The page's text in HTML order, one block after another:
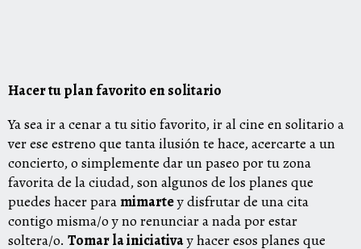
Hacer tu plan favorito en solitario
Ya sea ir a cenar a tu sitio favorito, ir al cine en solitario a
ver ese estreno que tanta ilusión te hace, acercarte a un
concierto, o simplemente dar un paseo por tu zona
favorita de la ciudad, son algunos de los planes que
puedes hacer paramimartey disfrutar de una cita
contigo misma/o y no renunciar a nada por estar
soltera/o. Tomar la iniciativay hacer esos planes que